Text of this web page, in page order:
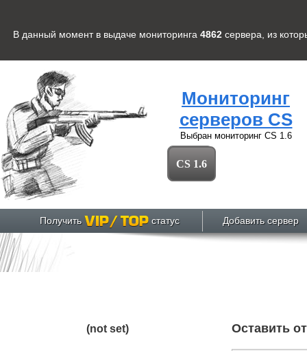
В данный момент в выдаче мониторинга 4862 сервера , из
Мониторинг
серверов CS
Выбран мониторинг CS 1.6
CS 1.6
Получить статус Добавить сервер
(not set) Оставить